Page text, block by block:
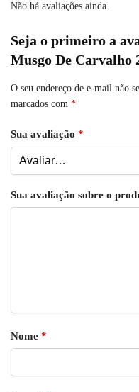
Não há avaliações ainda.
Seja o primeiro a
Musgo De Carvalho
O seu endereço de e-mail não
marcados com *
Sua avaliação *
Sua avaliação sobre o
Nome *